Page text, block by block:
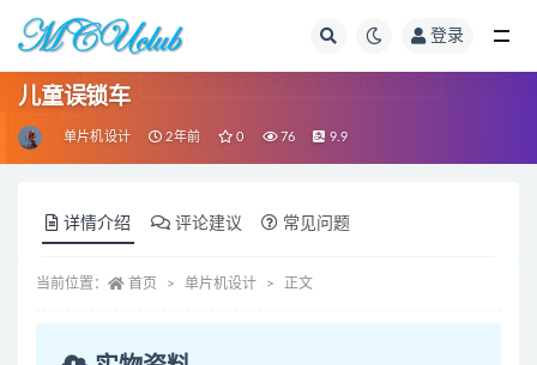
登录
儿童误锁车
单片机设计 2年前 0 76 9.9
详情介绍 评论建议 常见问题
当前位置： 首页 单片机设计 正文